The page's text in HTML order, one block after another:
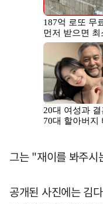
그는 "재이를 봐주
공개된 사진에는 김